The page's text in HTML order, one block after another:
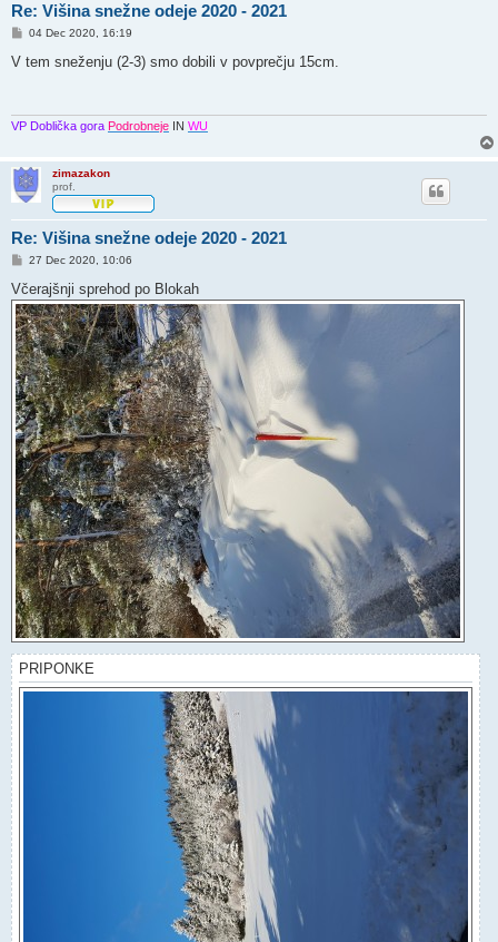
Re: Višina snežne odeje 2020 - 2021
O
g
04 Dec 2020, 16:19
V tem sneženju (2-3) smo dobili v povprečju 15cm.
VP Doblička gora Podrobneje IN WU
zimazakon
prof.
Re: Višina snežne odeje 2020 - 2021
O
g
o
v
o
r
27 Dec 2020, 10:06
Včerajšnji sprehod po Blokah
PRIPONKE